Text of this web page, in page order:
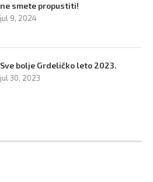
ne smete propustiti!
jul 9, 2024
Sve bolje Grdeličko leto 2023.
jul 30, 2023